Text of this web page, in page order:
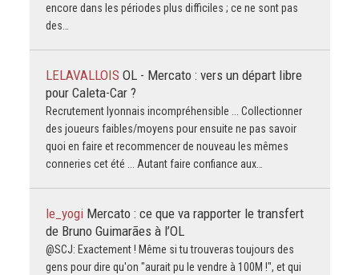
encore dans les périodes plus difficiles ; ce ne sont pas
des…
LELAVALLOIS OL - Mercato : vers un départ libre
pour Caleta-Car ?
Recrutement lyonnais incompréhensible ... Collectionner
des joueurs faibles/moyens pour ensuite ne pas savoir
quoi en faire et recommencer de nouveau les mêmes
conneries cet été ... Autant faire confiance aux…
le_yogi Mercato : ce que va rapporter le transfert
de Bruno Guimarães à l’OL
@SCJ: Exactement ! Même si tu trouveras toujours des
gens pour dire qu'on "aurait pu le vendre à 100M !", et qui